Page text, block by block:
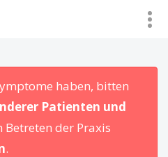
haben, bitten
Patienten und
Betreten der Praxis
.